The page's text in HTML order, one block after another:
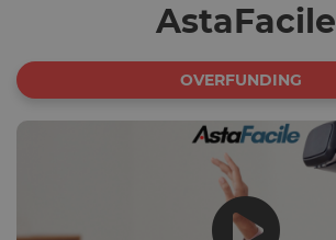
AstaFacile
OVERFUNDING